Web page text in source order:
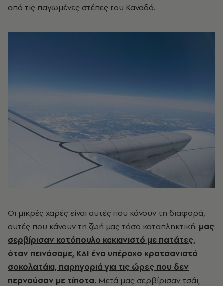
από τις παγωμένες στέπες του Καναδά.
Οι μικρές χαρές είναι αυτές που κάνουν τη διαφορά,
αυτές που κάνουν τη ζωή μας τόσο καταπληκτική: μας
σερβίρισαν κοτόπουλο κοκκινιστό με πατάτες,
όταν πεινάσαμε, ΚΑΙ ένα υπέροχο κρατσανιστό
σοκολατάκι, παρηγοριά για τις ώρες που δεν
περνούσαν με τίποτα. Μετά μας σερβίρισαν τσάι,